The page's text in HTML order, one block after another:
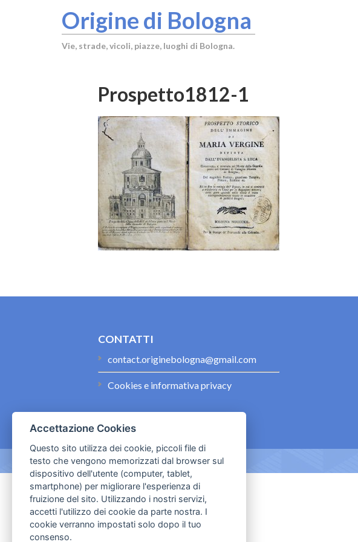
Origine di Bologna
Vie, strade, vicoli, piazze, luoghi di Bologna.
Prospetto1812-1
CONTATTI
contact.originebologna@gmail.com
Cookies e informativa privacy
Accettazione Cookies
Questo sito utilizza dei cookie, piccoli file di
testo che vengono memorizzati dal browser sul
dispositivo dell'utente (computer, tablet,
smartphone) per migliorare l'esperienza di
fruizione del sito. Utilizzando i nostri servizi,
accetti l'utilizzo dei cookie da parte nostra. I
cookie verranno impostati solo dopo il tuo
consenso.